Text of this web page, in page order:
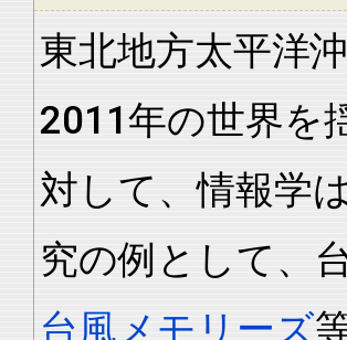
東北地方太平洋
2011年の世界を
対して、情報学
究の例として、
台風メモリーズ